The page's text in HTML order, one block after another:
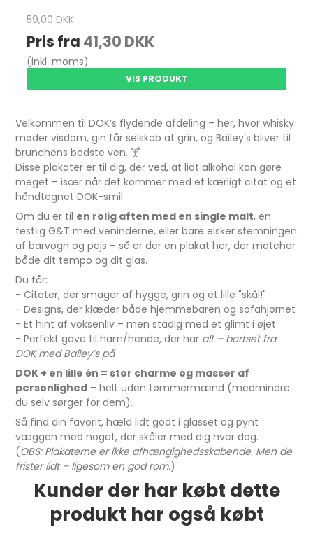
59,00 DKK
Pris fra 41,30 DKK
(inkl. moms)
VIS PRODUKT
Velkommen til DOK’s flydende afdeling – her, hvor whisky
møder visdom, gin får selskab af grin, og Bailey’s bliver til
brunchens bedste ven. 🍸
Disse plakater er til dig, der ved, at lidt alkohol kan gøre
meget – især når det kommer med et kærligt citat og et
håndtegnet DOK-smil.
Om du er til en rolig aften med en single malt, en
festlig G&T med veninderne, eller bare elsker stemningen
af barvogn og pejs – så er der en plakat her, der matcher
både dit tempo og dit glas.
Du får:
- Citater, der smager af hygge, grin og et lille "skål!"
- Designs, der klæder både hjemmebaren og sofahjørnet
- Et hint af voksenliv – men stadig med et glimt i øjet
- Perfekt gave til ham/hende, der har alt – bortset fra
DOK med Bailey’s på
DOK + en lille én = stor charme og masser af
personlighed – helt uden tømmermænd (medmindre
du selv sørger for dem).
Så find din favorit, hæld lidt godt i glasset og pynt
væggen med noget, der skåler med dig hver dag.
(OBS: Plakaterne er ikke afhængighedsskabende. Men de
frister lidt – ligesom en god rom.)
Kunder der har købt dette
produkt har også købt